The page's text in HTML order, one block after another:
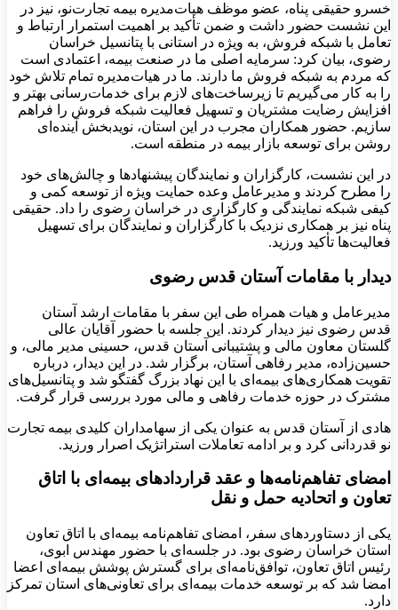
خسرو حقیقی پناه، عضو موظف هیات‌مدیره بیمه تجارت‌نو، نیز در
این نشست حضور داشت و ضمن تأکید بر اهمیت استمرار ارتباط و
تعامل با شبکه فروش، به ویژه در استانی با پتانسیل خراسان
رضوی، بیان کرد: سرمایه اصلی ما در صنعت بیمه، اعتمادی است
که مردم به شبکه فروش ما دارند. ما در هیات‌مدیره تمام تلاش خود
را به کار می‌گیریم تا زیرساخت‌های لازم برای خدمات‌رسانی بهتر و
افزایش رضایت مشتریان و تسهیل فعالیت شبکه فروش را فراهم
سازیم. حضور همکاران مجرب در این استان، نویدبخش آینده‌ای
روشن برای توسعه بازار بیمه در منطقه است.
در این نشست، کارگزاران و نمایندگان پیشنهادها و چالش‌های خود
را مطرح کردند و مدیرعامل وعده حمایت ویژه از توسعه کمی و
کیفی شبکه نمایندگی و کارگزاری در خراسان رضوی را داد. حقیقی
پناه نیز بر همکاری نزدیک با کارگزاران و نمایندگان برای تسهیل
فعالیت‌ها تأکید ورزید.
دیدار با مقامات آستان قدس رضوی
مدیرعامل و هیات همراه طی این سفر با مقامات ارشد آستان
قدس رضوی نیز دیدار کردند. این جلسه با حضور آقایان عالی
گلستان معاون مالی و پشتیبانی آستان قدس، حسینی مدیر مالی، و
حسین‌زاده، مدیر رفاهی آستان، برگزار شد. در این دیدار، درباره
تقویت همکاری‌های بیمه‌ای با این نهاد بزرگ گفتگو شد و پتانسیل‌های
مشترک در حوزه خدمات رفاهی و مالی مورد بررسی قرار گرفت.
هادی از آستان قدس به عنوان یکی از سهامداران کلیدی بیمه تجارت
نو قدردانی کرد و بر ادامه تعاملات استراتژیک اصرار ورزید.
امضای تفاهم‌نامه‌ها و عقد قراردادهای بیمه‌ای با اتاق
تعاون و اتحادیه حمل و نقل
یکی از دستاوردهای سفر، امضای تفاهم‌نامه بیمه‌ای با اتاق تعاون
استان خراسان رضوی بود. در جلسه‌ای با حضور مهندس ابوی،
رئیس اتاق تعاون، توافق‌نامه‌ای برای گسترش پوشش بیمه‌ای اعضا
امضا شد که بر توسعه خدمات بیمه‌ای برای تعاونی‌های استان تمرکز
دارد.